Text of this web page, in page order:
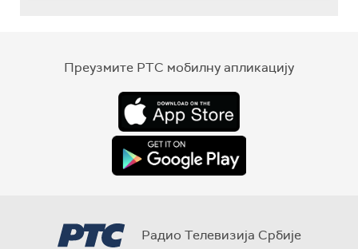
Преузмите РТС мобилну апликацију
Радио Телевизија Србије